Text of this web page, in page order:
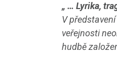
„ … Lyrika,
V
veřejnosti
hudbě